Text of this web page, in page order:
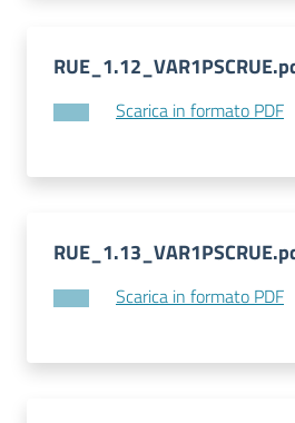
Scarica in formato PDF
Scarica in formato PDF